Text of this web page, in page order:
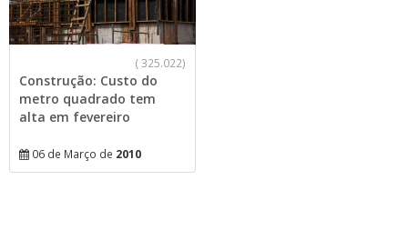
(325.022)
Construção: Custo do
metro quadrado tem
alta em fevereiro
06 de Março de 2010